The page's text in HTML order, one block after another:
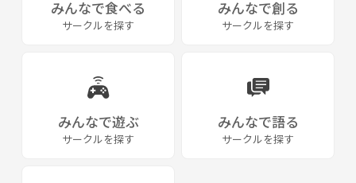
みんなで食べる
サークルを探す
みんなで創る
サークルを探す
みんなで遊ぶ
サークルを探す
みんなで語る
サークルを探す